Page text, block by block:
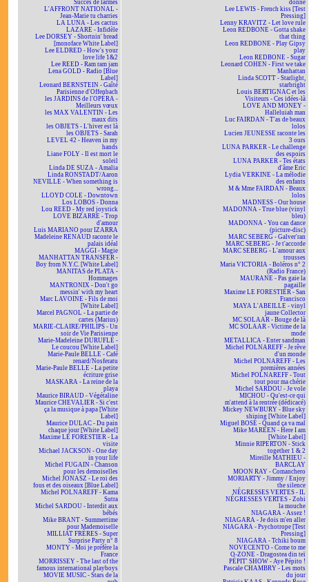
Succès de larmes
L'AFFRONT NATIONAL -
Jean-Marie tu charries
LA LUNA - Les cactus
LAZARE - Infidèle
Lee DORSEY - Shortnin' bread
[monoface White Label]
Lee ELDRED - How's your
love life 1&2
Lee REED - Ram ram jam
Lena GOLD - Radio [Blue
Label]
Leonard BERNSTEIN - Gaîté
Parisienne d'Offenbach
les JARDINS de l'OPÉRA -
Meilleurs vœux
les MAX VALENTIN - Les
maux dits
les OBJETS - L'hiver est là
les OBJETS - Sarah
LEVEL 42 - Heaven in my
hands
Liane FOLY - Il est mort le
soleil
Linda DE SUZA - Amalia
Linda RONSTADT/Aaron
NEVILLE - When something is
wrong...
LLOYD COLE - Downtown
Los LOBOS - Donna
Lou REED - My red joystick
LOVE BIZARRE - Trop
d'amour
Luis MARIANO pour IZARRA
Madeleine RENAUD raconte le
palais idéal
MAGGI - Magie
MANHATTAN TRANSFER -
Boy from N.Y.C. [White Label]
MANITAS de PLATA -
Hommages
MANTRONIX - Don't go
messin' with my heart
Marc LAVOINE - Fils de moi
[White Label]
Marcel PAGNOL - La partie de
cartes (Marius)
MARIE-CLAIRE/PHILIPS - Un
soir de Vie Parisienne
Marie-Madeleine DURUFLÉ -
Le coucou [White Label]
Marie-Paule BELLE - Café
renard/Nosferatu
Marie-Paule BELLE - La petite
écriture grise
MASKARA - La reine de la
playa
Maurice BIRAUD - Végétaline
Maurice CHEVALIER - Si c'est
ça la musique à papa [White
Label]
Maurice DULAC - Du pain
chaque jour [White Label]
Maxime LE FORESTIER - La
visite
Michael JACKSON - One day
in your life
Michel FUGAIN - Chanson
pour les demoiselles
Michel JONASZ - Le roi des
fous et des oiseaux [Blue Label]
Michel POLNAREFF - Kama
Sutra
Michel SARDOU - Interdit aux
bébés
Mike BRANT - Summertime
pour Mademoiselle
MILLIAT FRÈRES - Super
Surprise Party n° 8
MONTY - Moi je préfère la
France
MORRISSEY - The last of the
famous international playboys
MOVIE MUSIC - Stars de la
donne
Lee LEWIS - French kiss [Test
Pressing]
Lenny KRAVITZ - Let love rule
Leon REDBONE - Gotta shake
that thing
Leon REDBONE - Play Gipsy
play
Leon REDBONE - Sugar
Leonard COHEN - First we take
Manhattan
Linda SCOTT - Starlight,
starbright
Louis BERTIGNAC et les
Visiteurs - Ces idées-là
LOVE AND MONEY -
Halleluiah man
Luc FAIRDAN - T'as de beaux
lolos
Lucien JEUNESSE raconte les
3 ours
LUNA PARKER - Le challenge
des espoirs
LUNA PARKER - Tes états
d'âme Eric
Lydia VERKINE - La mélodie
des enfants
M & Mme FAIRDAN - Beaux
lolos
MADNESS - Our house
MADONNA - True blue (vinyl
bleu)
MADONNA - You can dance
(picture-disc)
MARC SEBERG - Galver'ran
MARC SEBERG - Je t'accorde
MARC SEBERG - L'amour aux
trousses
Maria VICTORIA - Boléros n° 2
(Radio France)
MAURANE - Pas gaie la
pagaille
Maxime LE FORESTIER - San
Francisco
MAYA L'ABEILLE - vinyl
jaune Collector
MC SOLAAR - Bouge de là
MC SOLAAR - Victime de la
mode
METALLICA - Enter sandman
Michel POLNAREFF - Je rêve
d'un monde
Michel POLNAREFF - Les
premières années
Michel POLNAREFF - Tout
tout pour ma chérie
Michel SARDOU - Je vole
MICHOU - Qu'est-ce qui
m'attend à la rentrée (dédicacé)
Mickey NEWBURY - Blue sky
shining [White Label]
Miguel BOSÉ - Quand ça va mal
Mike MAREEN - Here I am
[White Label]
Minnie RIPERTON - Stick
together 1 & 2
Mireille MATHIEU -
BARCLAY
MOON RAY - Comanchero
MORIARTY - Jimmy / Enjoy
the silence
NÉGRESSES VERTES - IL
NÉGRESSES VERTES - Zobi
la mouche
NIAGARA - Assez !
NIAGARA - Je dois m'en aller
NIAGARA - Psychotrope [Test
Pressing]
NIAGARA - Tchiki boum
NOVECENTO - Come to me
O-ZONE - Dragostea din teï
PÉPIT' SHOW - Aye Pépito !
Pascale CHAMBRY - Les mots
du jour